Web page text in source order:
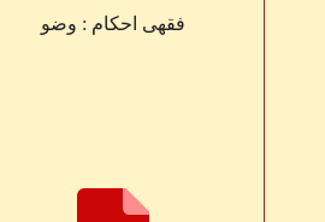
فقهی احکام : وضو